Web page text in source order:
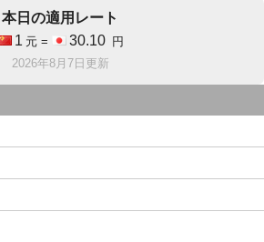
本日の適用レート
1 元 = 30.10
円
2026年8月7日更新